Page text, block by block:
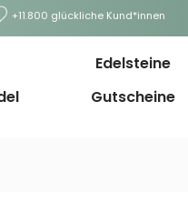
+11.800 glückliche Kund*innen
Edelsteine
Gutscheine